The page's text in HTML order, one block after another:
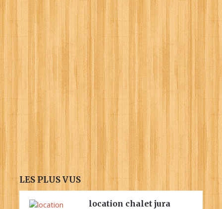
LES PLUS VUS
location chalet jura